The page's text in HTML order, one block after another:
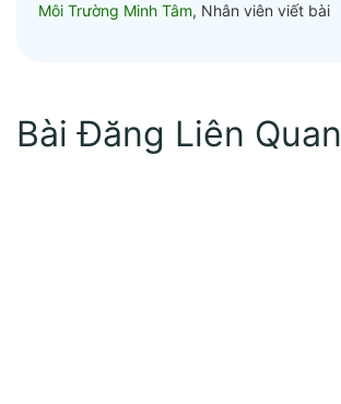
Môi Trường Minh Tâm, Nhân viên viết bài
Bài Đăng Liên Quan